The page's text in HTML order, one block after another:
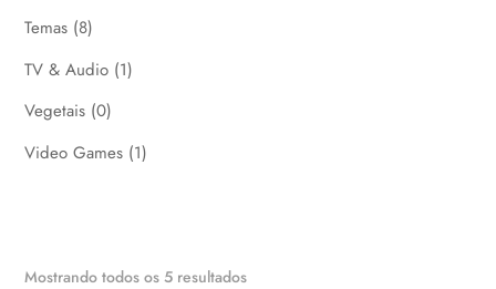
Temas (8)
TV & Audio (1)
Vegetais (0)
Video Games (1)
Mostrando todos os 5 resultados